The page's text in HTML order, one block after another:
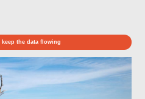
keep the data flowing